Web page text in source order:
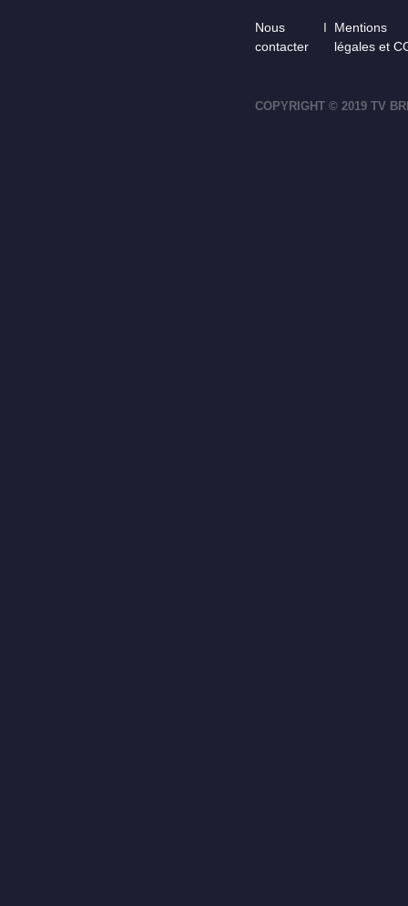
Footer
Nous
contacter
Mentions
légales et
COPYRIGHT © 2019 TV